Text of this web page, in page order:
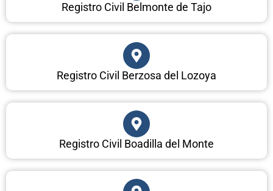
Registro Civil Belmonte de Tajo
Registro Civil Berzosa del Lozoya
Registro Civil Boadilla del Monte